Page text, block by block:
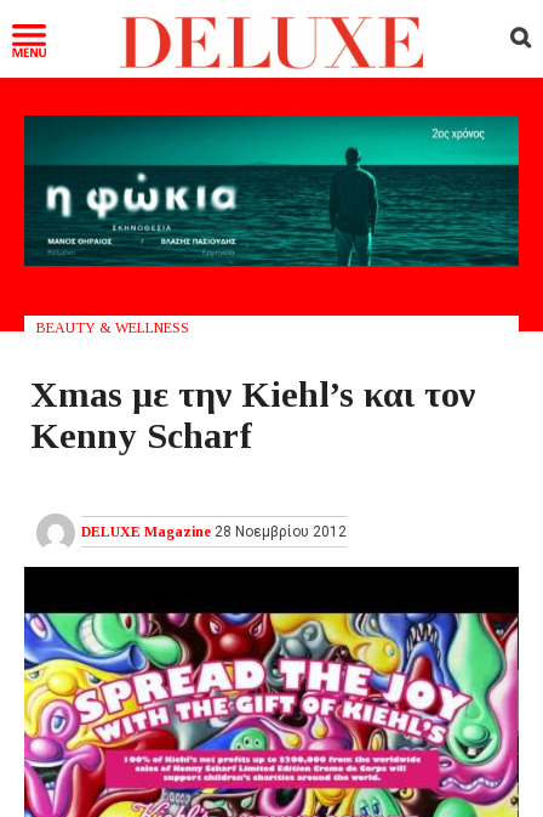
BEAUTY & WELLNESS
Xmas με την Kiehl’s και τον
Kenny Scharf
DELUXE Magazine 28 Νοεμβρίου 2012